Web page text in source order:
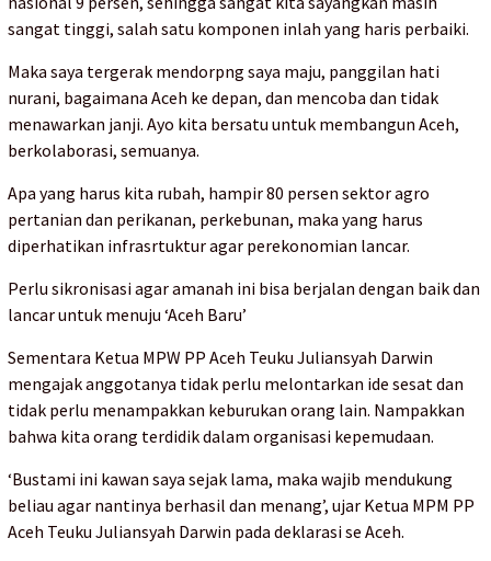
sangat tinggi, salah satu komponen inlah yang haris perbaiki.
Maka saya tergerak mendorpng saya maju, panggilan hati
nurani, bagaimana Aceh ke depan, dan mencoba dan tidak
menawarkan janji. Ayo kita bersatu untuk membangun Aceh,
berkolaborasi, semuanya.
Apa yang harus kita rubah, hampir 80 persen sektor agro
pertanian dan perikanan, perkebunan, maka yang harus
diperhatikan infrasrtuktur agar perekonomian lancar.
Perlu sikronisasi agar amanah ini bisa berjalan dengan baik dan
lancar untuk menuju ‘Aceh Baru’
Sementara Ketua MPW PP Aceh Teuku Juliansyah Darwin
mengajak anggotanya tidak perlu melontarkan ide sesat dan
tidak perlu menampakkan keburukan orang lain. Nampakkan
bahwa kita orang terdidik dalam organisasi kepemudaan.
‘Bustami ini kawan saya sejak lama, maka wajib mendukung
beliau agar nantinya berhasil dan menang’, ujar Ketua MPM PP
Aceh Teuku Juliansyah Darwin pada deklarasi se Aceh.